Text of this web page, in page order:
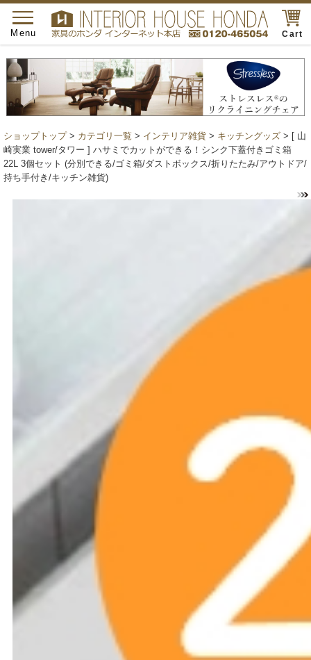
Cart
toggle
navigation
Menu
ショップトップ> カテゴリ一覧 > インテリア雑貨 > キッチングッズ > [ 山
崎実業 tower/タワー ] ハサミでカットができる！シンク下蓋付きゴミ箱
22L 3個セット (分別できる/ゴミ箱/ダストボックス/折りたたみ/アウトドア/
持ち手付き/キッチン雑貨)